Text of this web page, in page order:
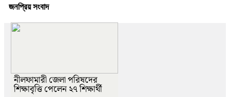
জনপ্রিয় সংবাদ
নীলফামারী জেলা পরিষদের
শিক্ষাবৃত্তি পেলেন ২৭ শিক্ষার্থী